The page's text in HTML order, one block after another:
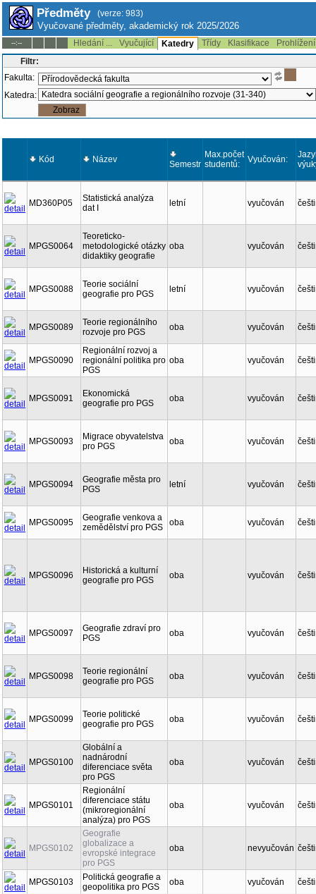
Předměty (verze: 983)
Vyučované předměty, akademický rok 2025/2026
--:-- Hledání ... Vyučující Katedry Třídy Klasifikace
Filtr:
Fakulta:
Katedra:
Kód Název Semestr
Max.počet
studentů:
Vyučován:
MD360P05
Statistická analýza
dat I
letní vyučován
MPGS0064
Teoreticko-
metodologické otázky
didaktiky geografie
oba vyučován
MPGS0088
Teorie sociální
geografie pro PGS
letní vyučován
MPGS0089
Teorie regionálního
rozvoje pro PGS
oba vyučován
MPGS0090
Regionální rozvoj a
regionální politika pro
PGS
oba vyučován
MPGS0091
Ekonomická
geografie pro PGS
oba vyučován
MPGS0093
Migrace obyvatelstva
pro PGS
oba vyučován
MPGS0094
Geografie města pro
PGS
letní vyučován
MPGS0095
Geografie venkova a
zemědělství pro PGS
oba vyučován
MPGS0096
Historická a kulturní
geografie pro PGS
oba vyučován
MPGS0097
Geografie zdraví pro
PGS
oba vyučován
MPGS0098
Teorie regionální
geografie pro PGS
oba vyučován
MPGS0099
Teorie politické
geografie pro PGS
oba vyučován
MPGS0100
Globální a
nadnárodní
diferenciace světa
pro PGS
oba vyučován
MPGS0101
Regionální
diferenciace státu
(mikroregionální
analýza) pro PGS
oba vyučován
MPGS0102
Geografie
globalizace a
evropské integrace
pro PGS
oba nevyučován
MPGS0103
Politická geografie a
geopolitika pro PGS
oba vyučován